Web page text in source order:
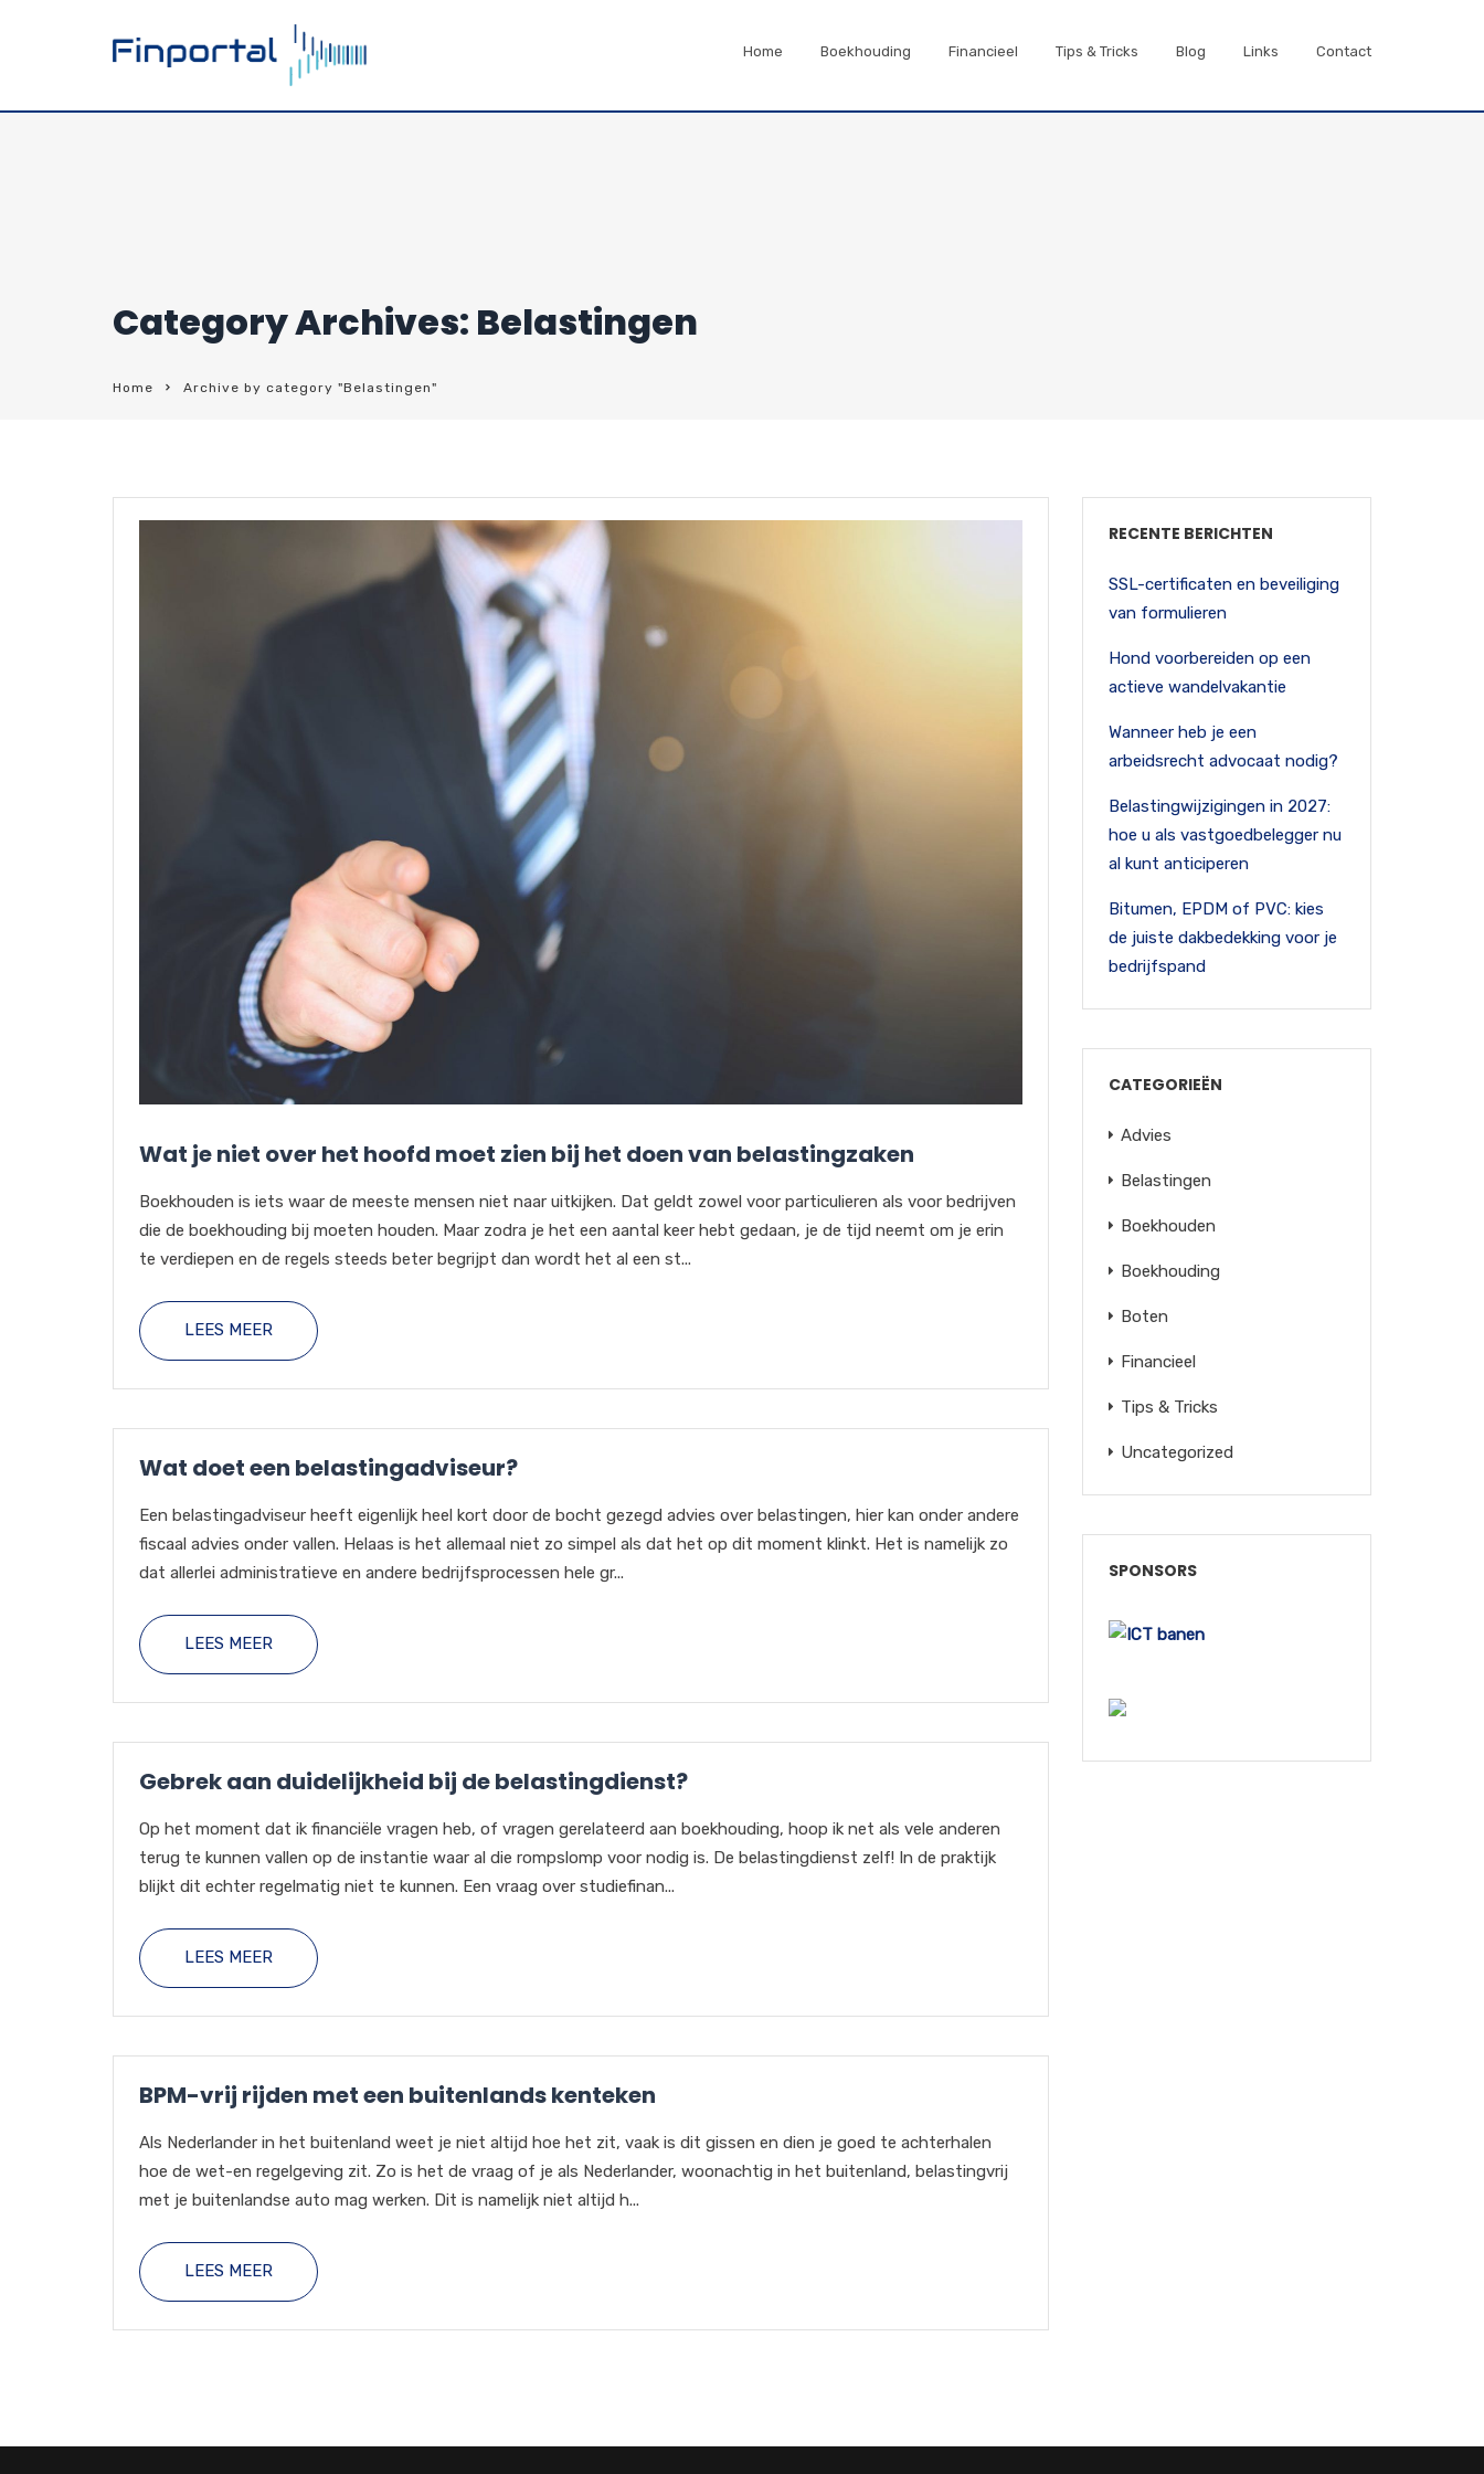
Home Boekhouding Financieel Tips & Tricks Blog Links Contact
Category Archives: Belastingen
Home Archive by category "Belastingen"
Wat je niet over het hoofd moet zien bij het doen van belastingzaken
Boekhouden is iets waar de meeste mensen niet naar uitkijken. Dat geldt zowel voor particulieren als voor bedrijven
die de boekhouding bij moeten houden. Maar zodra je het een aantal keer hebt gedaan, je de tijd neemt om je erin
te verdiepen en de regels steeds beter begrijpt dan wordt het al een st...
LEES MEER
Wat doet een belastingadviseur?
Een belastingadviseur heeft eigenlijk heel kort door de bocht gezegd advies over belastingen, hier kan onder andere
fiscaal advies onder vallen. Helaas is het allemaal niet zo simpel als dat het op dit moment klinkt. Het is namelijk zo
dat allerlei administratieve en andere bedrijfsprocessen hele gr...
LEES MEER
Gebrek aan duidelijkheid bij de belastingdienst?
Op het moment dat ik financiële vragen heb, of vragen gerelateerd aan boekhouding, hoop ik net als vele anderen
terug te kunnen vallen op de instantie waar al die rompslomp voor nodig is. De belastingdienst zelf! In de praktijk
blijkt dit echter regelmatig niet te kunnen. Een vraag over studiefinan...
LEES MEER
BPM-vrij rijden met een buitenlands kenteken
Als Nederlander in het buitenland weet je niet altijd hoe het zit, vaak is dit gissen en dien je goed te achterhalen
hoe de wet-en regelgeving zit. Zo is het de vraag of je als Nederlander, woonachtig in het buitenland, belastingvrij
met je buitenlandse auto mag werken. Dit is namelijk niet altijd h...
LEES MEER
RECENTE BERICHTEN
SSL-certificaten en beveiliging
van formulieren
Hond voorbereiden op een
actieve wandelvakantie
Wanneer heb je een
arbeidsrecht advocaat nodig?
Belastingwijzigingen in 2027:
hoe u als vastgoedbelegger nu
al kunt anticiperen
Bitumen, EPDM of PVC: kies
de juiste dakbedekking voor je
bedrijfspand
CATEGORIEËN
Advies
Belastingen
Boekhouden
Boekhouding
Boten
Financieel
Tips & Tricks
Uncategorized
SPONSORS